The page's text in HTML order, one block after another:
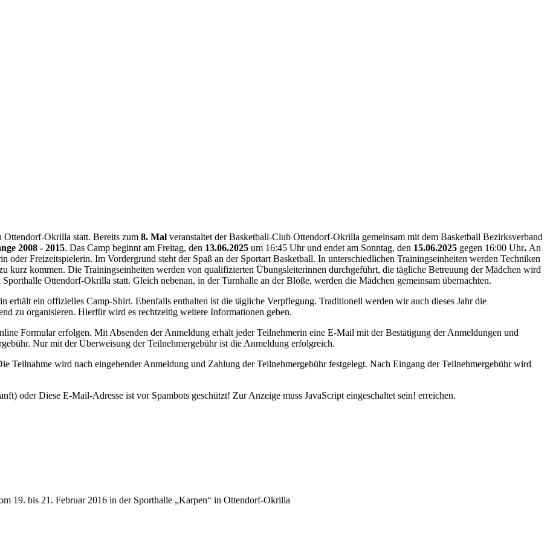
Ottendorf-Okrilla statt. Bereits zum 8. Mal veranstaltet der Basketball-Club Ottendorf-Okrilla gemeinsam mit dem Basketball Bezirksverband
2008 - 2015. Das Camp beginnt am Freitag, den 13.06.2025 um 16:45 Uhr und endet am Sonntag, den 15.06.2025 gegen 16:00 Uhr. An
oder Freizeitspielerin. Im Vordergrund steht der Spaß an der Sportart Basketball. In unterschiedlichen Trainingseinheiten werden Techniken
kurz kommen. Die Trainingseinheiten werden von qualifizierten Übungsleiterinnen durchgeführt, die tägliche Betreuung der Mädchen wird
Ottendorf-Okrilla statt. Gleich nebenan, in der Turnhalle an der Blöße, werden die Mädchen gemeinsam übernachten.
erhält ein offizielles Camp-Shirt. Ebenfalls enthalten ist die tägliche Verpflegung. Traditionell werden wir auch dieses Jahr die
zu organisieren. Hierfür wird es rechtzeitig weitere Informationen geben.
Formular erfolgen. Mit Absenden der Anmeldung erhält jeder Teilnehmerin eine E-Mail mit der Bestätigung der Anmeldungen und
Nur mit der Überweisung der Teilnehmergebühr ist die Anmeldung erfolgreich.
Teilnahme wird nach eingehender Anmeldung und Zahlung der Teilnehmergebühr festgelegt. Nach Eingang der Teilnehmergebühr wird
oderDiese E-Mail-Adresse ist vor Spambots geschützt! Zur Anzeige muss JavaScript eingeschaltet sein! erreichen.
19. bis 21. Februar 2016 in der Sporthalle „Karpen“ in Ottendorf-Okrilla